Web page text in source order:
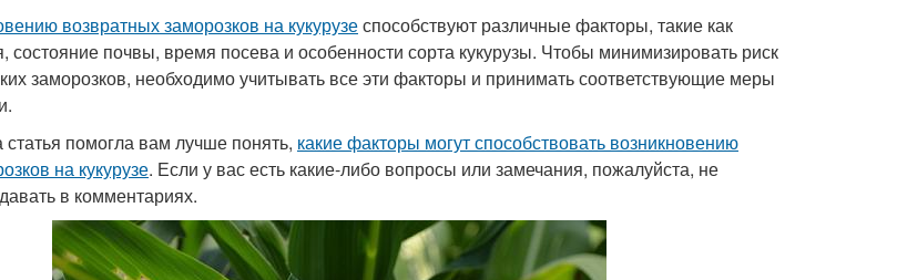
возвратных заморозков на кукурузеспособствуют различные факторы, такие как
состояние почвы, время посева и особенности сорта кукурузы. Чтобы минимизировать риск
заморозков, необходимо учитывать все эти факторы и принимать соответствующие меры
помогла вам лучше понять, какие факторы могут способствовать возникновению
на кукурузе. Если у вас есть какие-либо вопросы или замечания, пожалуйста, не
в комментариях.